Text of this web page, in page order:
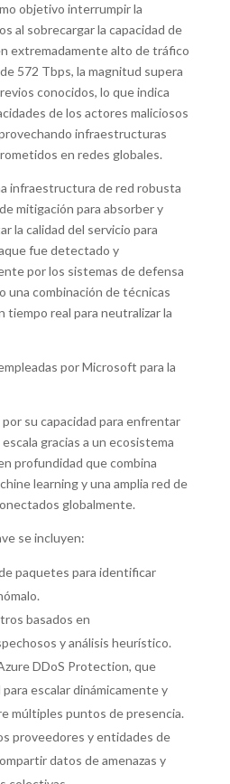
objetivo interrumpir la
al sobrecargar la capacidad de
extremadamente alto de tráfico
572 Tbps, la magnitud supera
conocidos, lo que indica
de los actores maliciosos
infraestructuras
en redes globales.
infraestructura de red robusta
mitigación para absorber y
la calidad del servicio para
fue detectado y
por los sistemas de defensa
una combinación de técnicas
tiempo real para neutralizar la
por Microsoft para la
su capacidad para enfrentar
gracias a un ecosistema
profundidad que combina
learning y una amplia red de
globalmente.
se incluyen:
paquetes para identificar
basados en
y análisis heurístico.
DDoS Protection, que
escalar dinámicamente y
múltiples puntos de presencia.
proveedores y entidades de
datos de amenazas y